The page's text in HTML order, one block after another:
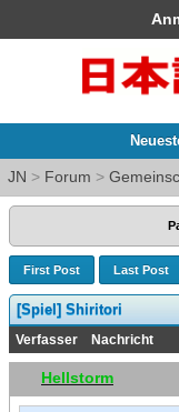
JN > Forum >
First Post Last Post
[Spiel] Shiritori
Verfasser Nachricht
Hellstorm